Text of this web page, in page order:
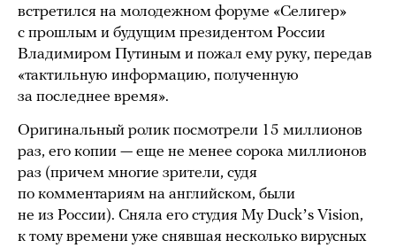
встретился на молодежном форуме «Селигер»
с прошлым и будущим президентом России
Владимиром Путиным и пожал ему руку, передав
«тактильную информацию, полученную
за последнее время».
Оригинальный ролик посмотрели 15 миллионов
раз, его копии — еще не менее сорока миллионов
раз (причем многие зрители, судя
по комментариям на английском, были
не из России). Сняла его студия My Duckʼs Vision,
к тому времени уже снявшая несколько вирусных